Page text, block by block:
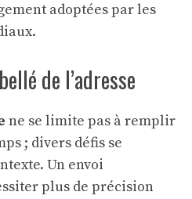
adoptées par les
de l’adresse
ne se limite pas à remplir
; divers défis se
Un envoi
plus de précision